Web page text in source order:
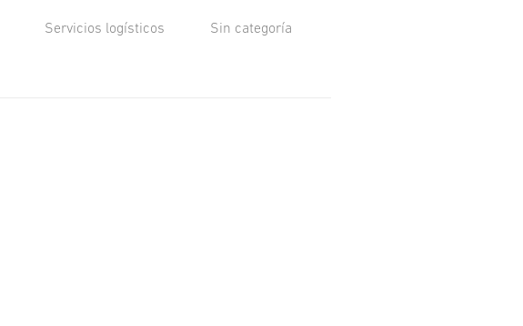
Servicios logísticos Sin categoría